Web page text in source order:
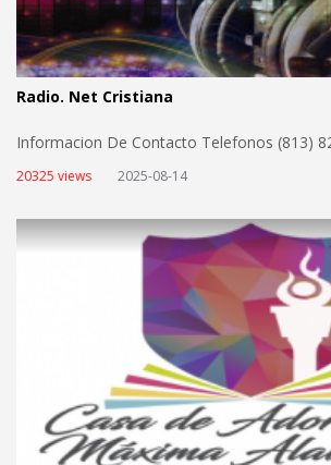
Radio. Net Cristiana
Informacion De Contacto Telefonos (813)
20325 views 2025-08-14